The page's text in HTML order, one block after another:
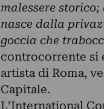
malessere storico;
nasce dalla
goccia che
controcorrente si
artista di Roma,
Capitale.
L’International